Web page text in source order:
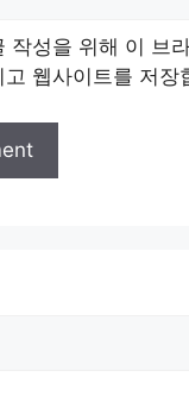
작성을 위해 이 브
웹사이트를 저장